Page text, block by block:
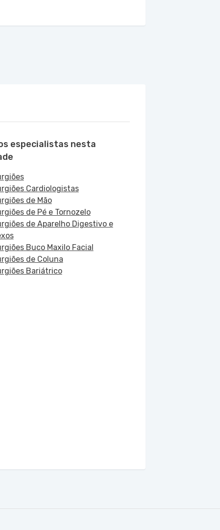
especialistas nesta
Cardiologistas
de Mão
de Pé e Tornozelo
de Aparelho Digestivo e
Buco Maxilo Facial
de Coluna
Bariátrico